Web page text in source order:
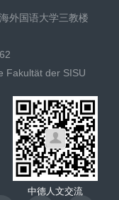
外国语大学三教楼
Fakultät der SISU
中德人文交流